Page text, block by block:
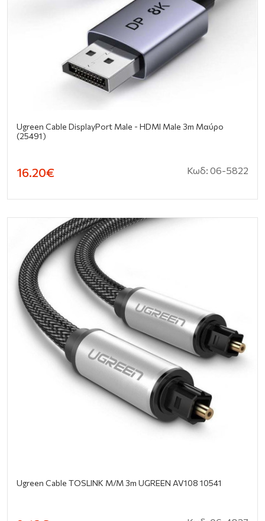
Ugreen Cable DisplayPort Male - HDMI Male 3m Μαύρο
(25491)
16.20€ Κωδ: 06-5822
Ugreen Cable TOSLINK M/M 3m UGREEN AV108 10541